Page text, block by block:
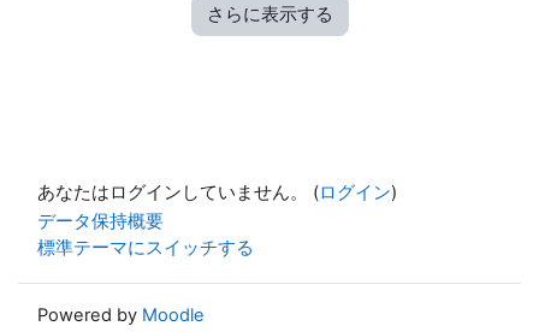
さらに表示する
あなたはログインしていません。 (ログイン)
データ保持概要
標準テーマにスイッチする
Powered by Moodle